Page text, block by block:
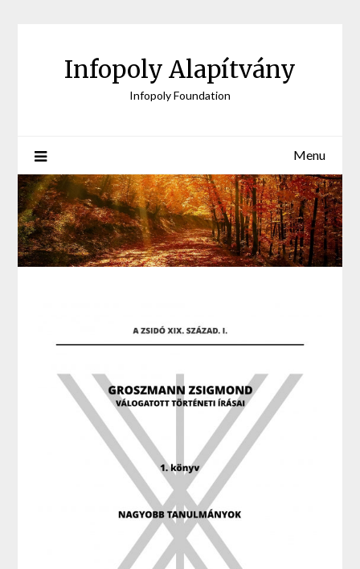
Infopoly Alapítvány
Infopoly Foundation
Menu